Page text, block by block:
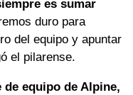
es sumar
duro para
del equipo y apuntar
el pilarense.
de equipo de Alpine,